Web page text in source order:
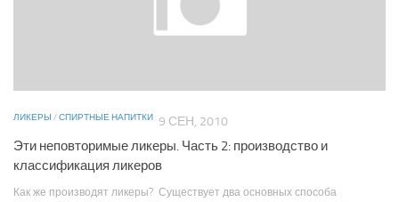
ЛИКЕРЫ /СПИРТНЫЕ НАПИТКИ 9 СЕН, 2010
Эти неповторимые ликеры. Часть 2: производство и
классификация ликеров
Как же производят ликеры? Существует два основных способа